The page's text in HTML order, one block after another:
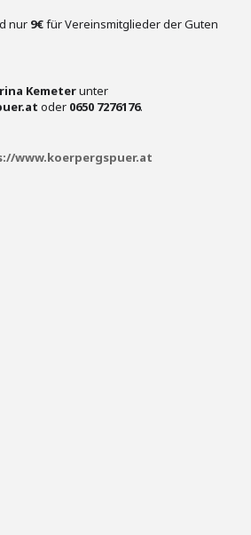
nur 9€für Vereinsmitglieder der Guten
Kemeterunter
oder 0650 7276176.
www.koerpergspuer.at